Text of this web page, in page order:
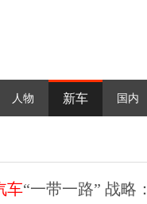
人物 新车 国内
车“一带一路” 战略